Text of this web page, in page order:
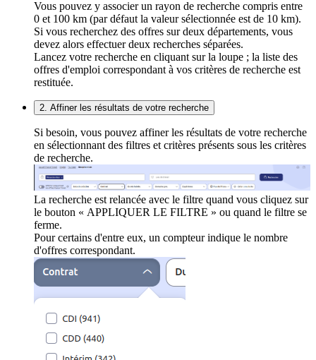
Vous pouvez y associer un rayon de recherche compris entre
0 et 100 km (par défaut la valeur sélectionnée est de 10 km).
Si vous recherchez des offres sur deux départements, vous
devez alors effectuer deux recherches séparées.
Lancez votre recherche en cliquant sur la loupe ; la liste des
offres d'emploi correspondant à vos critères de recherche est
restituée.
2. Affiner les résultats de votre recherche
Si besoin, vous pouvez affiner les résultats de votre recherche
en sélectionnant des filtres et critères présents sous les critères
de recherche.
La recherche est relancée avec le filtre quand vous cliquez sur
le bouton « APPLIQUER LE FILTRE » ou quand le filtre se
ferme.
Pour certains d'entre eux, un compteur indique le nombre
d'offres correspondant.